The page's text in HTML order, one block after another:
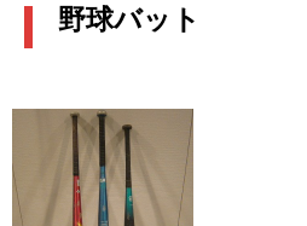
野球バット